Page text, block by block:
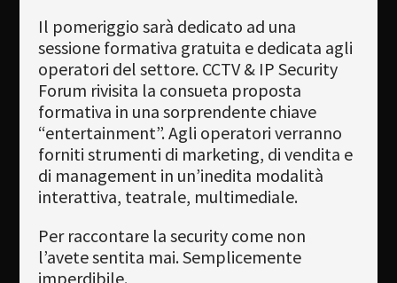
Il pomeriggio sarà dedicato ad una
sessione formativa gratuita e dedicata agli
operatori del settore. CCTV & IP Security
Forum rivisita la consueta proposta
formativa in una sorprendente chiave
“entertainment”. Agli operatori verranno
forniti strumenti di marketing, di vendita e
di management in un’inedita modalità
interattiva, teatrale, multimediale.
Per raccontare la security come non
l’avete sentita mai. Semplicemente
imperdibile.